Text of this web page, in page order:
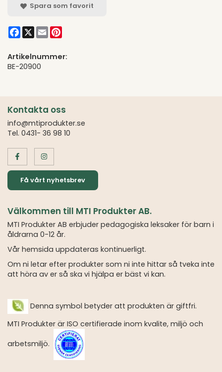
Spara som favorit
Facebook
X Email
Artikelnummer:
BE-20900
Kontakta oss
info@mtiprodukter.se
Tel. 0431- 36 98 10
Få vårt nyhetsbrev
Välkommen till MTI Produkter AB.
MTI Produkter AB erbjuder pedagogiska leksaker för barn i
åldrarna 0-12 år.
Vår hemsida uppdateras kontinuerligt.
Om ni letar efter produkter som ni inte hittar så tveka inte
att höra av er så ska vi hjälpa er bäst vi kan.
Denna symbol betyder att produkten är giftfri.
MTI Produkter är ISO certifierade inom kvalite, miljö och
arbetsmiljö.